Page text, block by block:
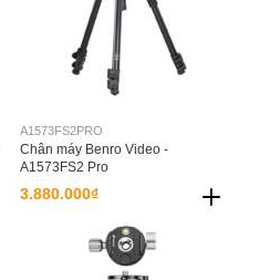
A1573FS2PRO
Chân máy Benro Video -
A1573FS2 Pro
3.880.000₫